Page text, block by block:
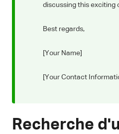
discussing this exciting
Best regards,
[Your Name]
[Your Contact
Recherche